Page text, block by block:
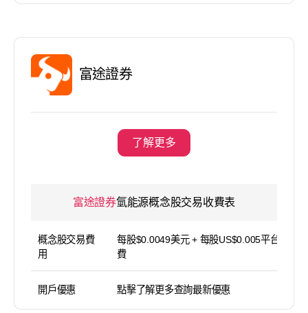
富途證券
了解更多
富途證券氫能源概念股交易收費表
概念股交易費
用
每股$0.0049美元 + 每股US$0.005平台使用
費
開戶優惠 點擊了解更多查詢最新優惠